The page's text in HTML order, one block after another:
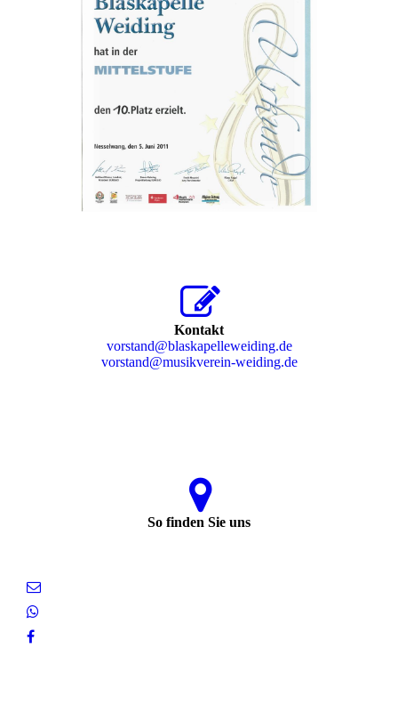
Kontakt
vorstand@blaskapelleweiding.de
vorstand@musikverein-weiding.de
So finden Sie uns